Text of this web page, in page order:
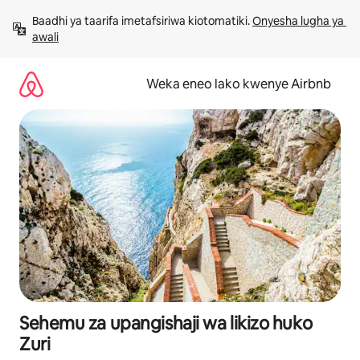
kwenda
kwenye
Baadhi ya taarifa imetafsiriwa kiotomatiki. Onyesha lugha ya
awali
Weka eneo lako kwenye Airbnb
Sehemu za upangishaji wa likizo huko
Zuri